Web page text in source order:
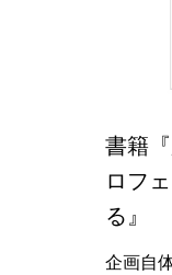
書籍
ロフ
る』
企画自